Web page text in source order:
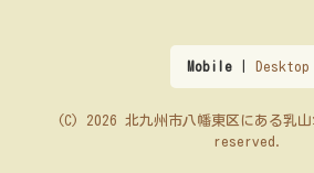
Mobile| Desktop
(C) 2026 北九州市八幡東区にある乳山
reserved.